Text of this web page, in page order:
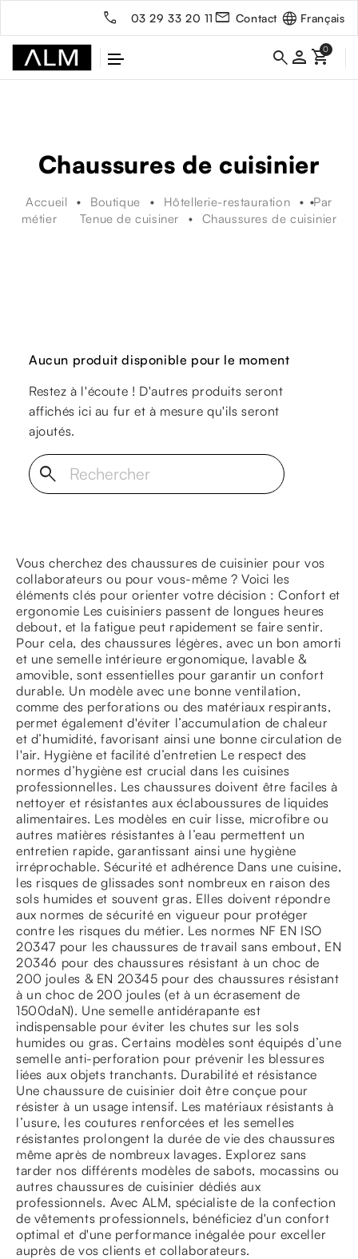
03 29 33 20 11 Contact Français
person
Chaussures de cuisinier
Accueil Boutique Hôtellerie-restauration
Par
métier
Tenue de cuisiner Chaussures de cuisinier
Aucun produit disponible pour le moment
Restez à l'écoute ! D'autres produits seront
affichés ici au fur et à mesure qu'ils seront
ajoutés.
search
Vous cherchez des chaussures de cuisinier pour vos
collaborateurs ou pour vous-même ? Voici les
éléments clés pour orienter votre décision : Confort et
ergonomie Les cuisiniers passent de longues heures
debout, et la fatigue peut rapidement se faire sentir.
Pour cela, des chaussures légères, avec un bon amorti
et une semelle intérieure ergonomique, lavable &
amovible, sont essentielles pour garantir un confort
durable. Un modèle avec une bonne ventilation,
comme des perforations ou des matériaux respirants,
permet également d'éviter l’accumulation de chaleur
et d’humidité, favorisant ainsi une bonne circulation de
l'air. Hygiène et facilité d’entretien Le respect des
normes d’hygiène est crucial dans les cuisines
professionnelles. Les chaussures doivent être faciles à
nettoyer et résistantes aux éclaboussures de liquides
alimentaires. Les modèles en cuir lisse, microfibre ou
autres matières résistantes à l’eau permettent un
entretien rapide, garantissant ainsi une hygiène
irréprochable. Sécurité et adhérence Dans une cuisine,
les risques de glissades sont nombreux en raison des
sols humides et souvent gras. Elles doivent répondre
aux normes de sécurité en vigueur pour protéger
contre les risques du métier. Les normes NF EN ISO
20347 pour les chaussures de travail sans embout, EN
20346 pour des chaussures résistant à un choc de
200 joules & EN 20345 pour des chaussures résistant
à un choc de 200 joules (et à un écrasement de
1500daN). Une semelle antidérapante est
indispensable pour éviter les chutes sur les sols
humides ou gras. Certains modèles sont équipés d’une
semelle anti-perforation pour prévenir les blessures
liées aux objets tranchants. Durabilité et résistance
Une chaussure de cuisinier doit être conçue pour
résister à un usage intensif. Les matériaux résistants à
l’usure, les coutures renforcées et les semelles
résistantes prolongent la durée de vie des chaussures
même après de nombreux lavages. Explorez sans
tarder nos différents modèles de sabots, mocassins ou
autres chaussures de cuisinier dédiés aux
professionnels. Avec ALM, spécialiste de la confection
de vêtements professionnels, bénéficiez d'un confort
optimal et d'une performance inégalée pour exceller
auprès de vos clients et collaborateurs.